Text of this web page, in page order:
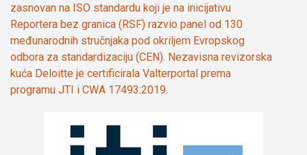
zasnovan na ISO standardu koji je na inicijativu
Reportera bez granica (RSF) razvio panel od 130
međunarodnih stručnjaka pod okriljem Evropskog
odbora za standardizaciju (CEN). Nezavisna revizorska
kuća Deloitte je certificirala Valterportal prema
programu JTI i CWA 17493:2019.